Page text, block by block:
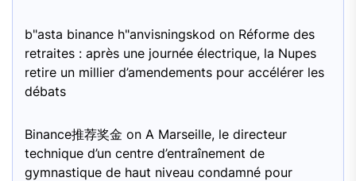
b"asta binance h"anvisningskod on Réforme des
retraites : après une journée électrique, la Nupes
retire un millier d’amendements pour accélérer les
débats
Binance推荐奖金 on A Marseille, le directeur
technique d’un centre d’entraînement de
gymnastique de haut niveau condamné pour